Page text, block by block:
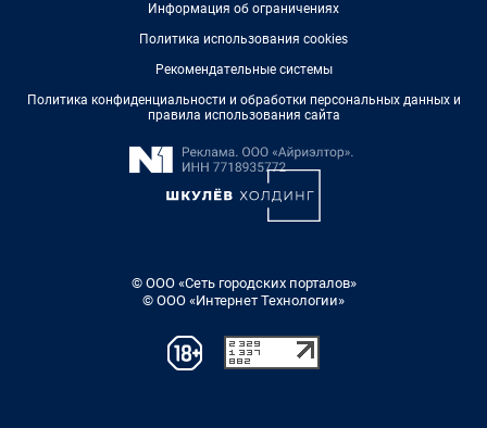
Информация об ограничениях
Политика использования cookies
Рекомендательные системы
Политика конфиденциальности и обработки персональных данных и
правила использования сайта
© ООО «Сеть городских порталов»
© ООО «Интернет Технологии»